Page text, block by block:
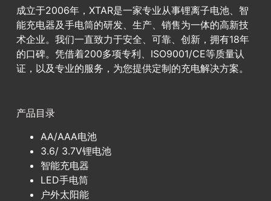
成立于2006年，XTAR是一家专业从事锂离子电池、智
能充电器及手电筒的研发、生产、销售为一体的高新技
术企业。我们一直致力于安全、可靠、创新，拥有18年
的口碑。凭借着200多项专利、ISO9001/CE等质量认
证，以及专业的服务，为您提供定制的充电解决方案。
产品目录
AA/AAA电池
3.6/ 3.7V锂电池
智能充电器
LED手电筒
户外太阳能